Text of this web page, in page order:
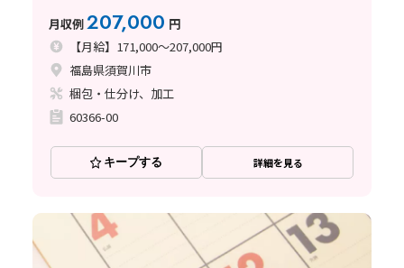
月収例207,000 円
【月給】171,000～207,000円
福島県須賀川市
梱包・仕分け、加工
60366-00
キープする 詳細を見る